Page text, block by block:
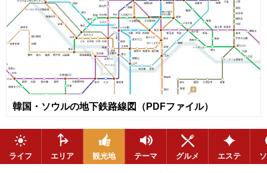
韓国・ソウルの地下鉄路線図（PDFファイル）
ライフ エリア 観光地 テーマ グルメ エステ